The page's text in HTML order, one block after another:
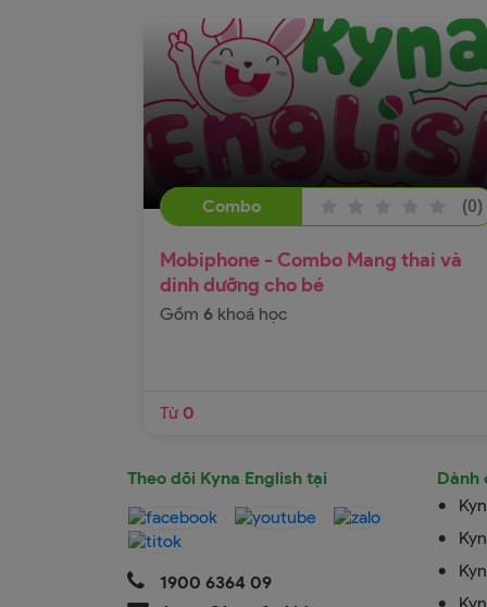
Combo (0)
Mobiphone - Combo Mang thai và
dinh dưỡng cho bé
Gồm 6 khoá học
Từ 0
Mobiphone - Combo Mang thai
dinh dưỡng cho
6
khoá học
1. Chế độ dinh dưỡng dành cho bà
ThS BS Lê Thị Hải, Nguyên Giám đốc Trung
tâm khám tư vấn Dinh dưỡng- Viện
dưỡng Quốc
ThS BS Lê Thị Hải, Nguyên Giám đốc Trung
tâm khám tư vấn Dinh dưỡng- Viện dinh
nhân cách cho
Nguyễn Minh Đức, PGS. TS- Cố vấn cao
Tâm lý trẻ em và Phương pháp dạy con
5. Stress tâm lý và các bệnh lý thường
Xem thêm
Từ 0
MUA NGAY
Theo dõi Kyna English tại
1900 6364 09
Dành